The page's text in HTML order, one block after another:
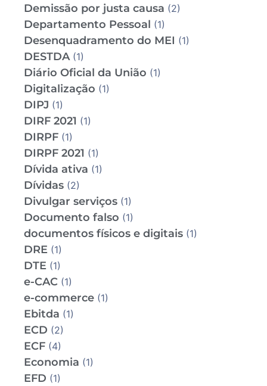
Demissão por justa causa (2)
Departamento Pessoal (1)
Desenquadramento do MEI (1)
DESTDA(1)
Diário Oficial da União (1)
Digitalização (1)
DIPJ (1)
DIRF 2021 (1)
DIRPF (1)
DIRPF 2021 (1)
Dívida ativa (1)
Dívidas (2)
Divulgar serviços (1)
Documento falso (1)
documentos físicos e digitais (1)
DRE (1)
DTE (1)
e-CAC (1)
e-commerce (1)
Ebitda (1)
ECD (2)
ECF (4)
Economia (1)
EFD (1)